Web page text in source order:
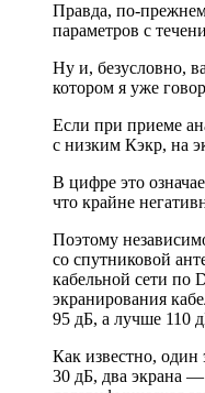
Правда, по-
параметров с
Ну и, безусловно,
котором я уже
Если при приеме
с низким Кэкр, на
В цифре это
что крайне
Поэтому
со спутниковой
кабельной сети
экранирования
95 дБ, а лучше 110
Как известно, один
30 дБ, два экрана